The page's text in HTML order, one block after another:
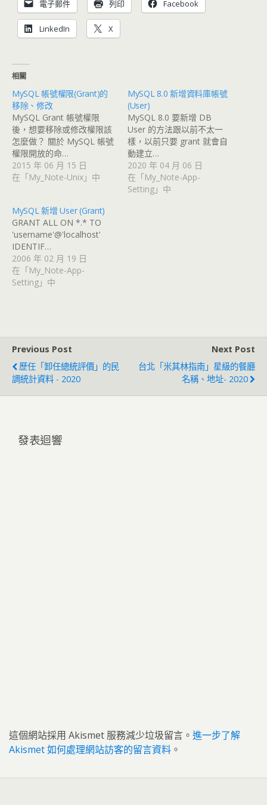
電子郵件 列印 Facebook
LinkedIn X
相關
MySQL 帳號權限(Grant)的
移除、修改
MySQL Grant 帳號權限
後，想要移除或修改權限該
怎麼做？ 關於 MySQL 帳號
權限開放的命…
2015 年 06 月 15 日
在「My_Note-Unix」中
MySQL 8.0 新增資料庫帳號
(User)
MySQL 8.0 要新增 DB
User 的方法跟以前不太一
樣，以前只要 grant 就會自
動建立…
2020 年 04 月 06 日
在「My_Note-App-
Setting」中
MySQL 新增 User (Grant)
GRANT ALL ON *.* TO
'username'@'localhost'
IDENTIF…
2006 年 02 月 19 日
在「My_Note-App-
Setting」中
Previous Post
歷任「卸任總統評價」的民
調統計資料 - 2020
Next Post
台北「米其林指南」星級的餐廳
名稱、地址- 2020
發表迴響
這個網站採用 Akismet 服務減少垃圾留言。 進一步了解
Akismet 如何處理網站訪客的留言資料 。